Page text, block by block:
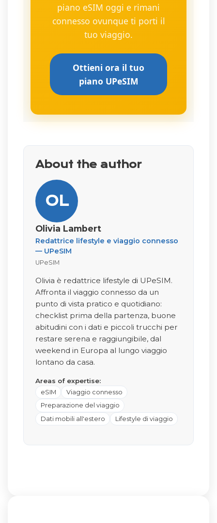
piano eSIM oggi e rimani
connesso ovunque ti porti il
tuo viaggio.
Ottieni ora il tuo
piano UPeSIM
About the author
OL
Olivia Lambert
Redattrice lifestyle e viaggio connesso
— UPeSIM
UPeSIM
Olivia è redattrice lifestyle di UPeSIM.
Affronta il viaggio connesso da un
punto di vista pratico e quotidiano:
checklist prima della partenza, buone
abitudini con i dati e piccoli trucchi per
restare serena e raggiungibile, dal
weekend in Europa al lungo viaggio
lontano da casa.
Areas of expertise:
eSIM
Viaggio connesso
Preparazione del viaggio
Dati mobili all'estero
Lifestyle di viaggio